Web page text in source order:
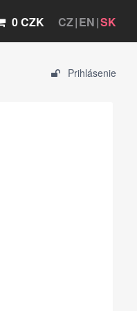
CZ EN SK
0 CZK
Prihlásenie